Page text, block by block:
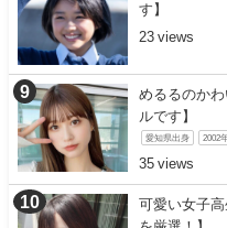
す】
23
めるるのか
ルです】
愛知県出身 2002
35
可愛い女子